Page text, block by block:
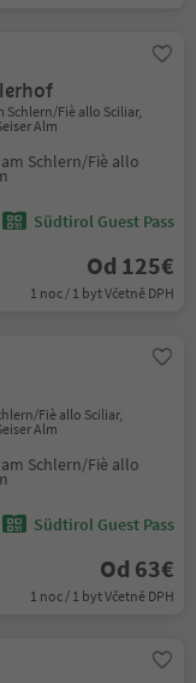
Schlern/Fiè allo Sciliar,
Alm
Schlern/Fiè allo
Südtirol Guest Pass
Od 125€
1 noc / 1 byt Včetně DPH
Fiè allo Sciliar,
Alm
Schlern/Fiè allo
Südtirol Guest Pass
Od 63€
1 noc / 1 byt Včetně DPH